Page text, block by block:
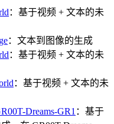
：基于视频 + 文本的未
：文本到图像的生成
：基于视频 + 文本的未
：基于视频 + 文本的未
Dreams-GR1 ：基于